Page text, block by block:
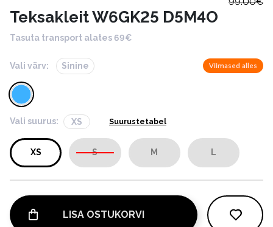
Teksakleit W6GK25 D5M4O
Tasuta transport alates 69€
Vali värv: Sinine Viimased alles
Vali suurus: XS Suurustetabel
XS S M L
LISA OSTUKORVI